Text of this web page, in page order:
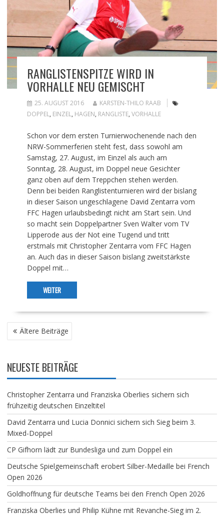
RANGLISTENSPITZE WIRD IN
VORHALLE NEU GEMISCHT
25. AUGUST 2016
KARSTEN-THILO RAAB
DOPPEL, EINZEL, HAGEN, RANGLISTE, VORHALLE
Schon vor dem ersten Turnierwochenende nach den
NRW-Sommerferien steht fest, dass sowohl am
Samstag, 27. August, im Einzel als auch am
Sonntag, 28. August, im Doppel neue Gesichter
ganz oben auf dem Treppchen stehen werden.
Denn bei beiden Ranglistenturnieren wird der bislang
in dieser Saison ungeschlagene David Zentarra vom
FFC Hagen urlaubsbedingt nicht am Start sein. Und
so macht sein Doppelpartner Sven Walter vom TV
Lipperode aus der Not eine Tugend und tritt
erstmals mit Christopher Zentarra vom FFC Hagen
an. Auch das in dieser Saison bislang zweitstärkste
Doppel mit…
WEITER
BEITRAGSNAVIGATION
Ältere Beiträge
NEUESTE BEITRÄGE
Christopher Zentarra und Franziska Oberlies sichern sich
frühzeitig deutschen Einzeltitel
David Zentarra und Lucia Donnici sichern sich Sieg beim 3.
Mixed-Doppel
CP Gifhorn lädt zur Bundesliga und zum Doppel ein
Deutsche Spielgemeinschaft erobert Silber-Medaille bei French
Open 2026
Goldhoffnung für deutsche Teams bei den French Open 2026
Franziska Oberlies und Philip Kühne mit Revanche-Sieg im 2.